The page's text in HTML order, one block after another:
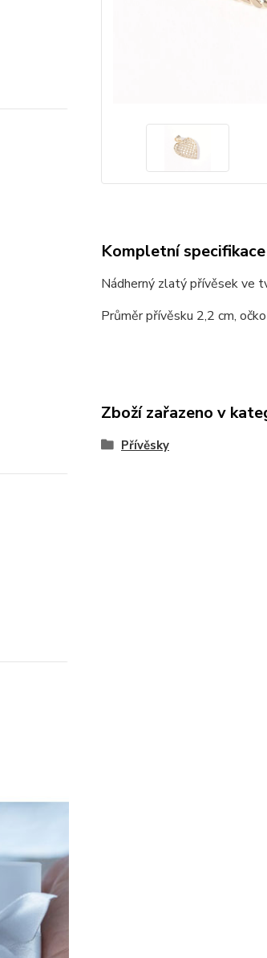
Kompletní specifikace
Nádherný zlatý přívěsek ve
Průměr přívěsku 2,2 cm,
Zboží zařazeno v
Přívěsky